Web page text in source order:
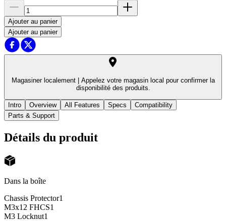
Ajouter au panier
Ajouter au panier
Magasiner localement |
Appelez votre magasin local pour confirmer la
disponibilité des produits.
Intro Overview All Features Specs
Compatibility
Parts & Support
Détails du produit
Dans la boîte
Chassis Protector1
M3x12 FHCS1
M3 Locknut1